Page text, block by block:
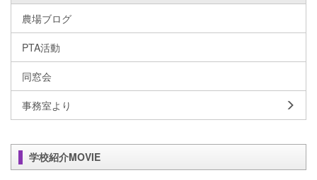
農場ブログ
PTA活動
同窓会
事務室より
学校紹介MOVIE